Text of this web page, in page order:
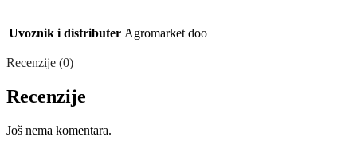
Uvoznik i distributer Agromarket doo
Recenzije (0)
Recenzije
Još nema komentara.